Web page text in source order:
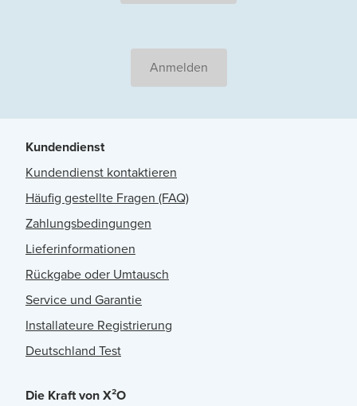
Anmelden
Kundendienst
Kundendienst kontaktieren
Häufig gestellte Fragen (FAQ)
Zahlungsbedingungen
Lieferinformationen
Rückgabe oder Umtausch
Service und Garantie
Installateure Registrierung
Deutschland Test
Die Kraft von X²O